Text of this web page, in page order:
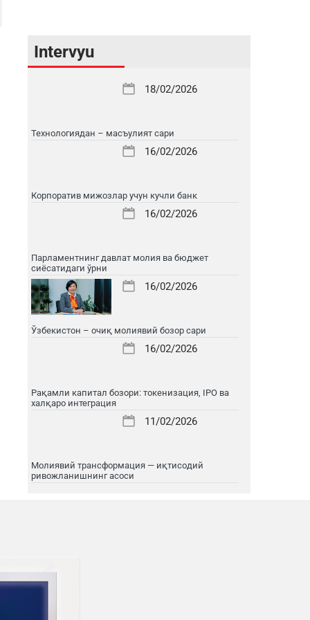
Intervyu
18/02/2026
Технологиядан – масъулият сари
16/02/2026
Корпоратив мижозлар учун кучли банк
16/02/2026
Парламентнинг давлат молия ва бюджет
сиёсатидаги ўрни
16/02/2026
Ўзбекистон – очиқ молиявий бозор сари
16/02/2026
Рақамли капитал бозори: токенизация, IPO ва
халқаро интеграция
11/02/2026
Молиявий трансформация — иқтисодий
ривожланишнинг асоси